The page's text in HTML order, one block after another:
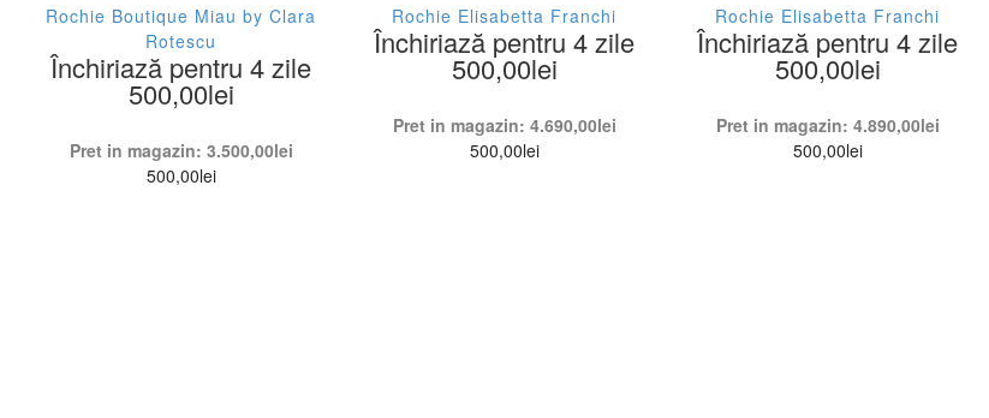
Rochie Boutique Miau by Clara
Rotescu
Închiriază pentru 4 zile
500,00lei
Pret in magazin: 3.500,00lei
500,00lei
Rochie Elisabetta Franchi
Închiriază pentru 4 zile
500,00lei
Pret in magazin: 4.690,00lei
500,00lei
Rochie Elisabetta Franchi
Închiriază pentru 4 zile
500,00lei
Pret in magazin: 4.890,00lei
500,00lei